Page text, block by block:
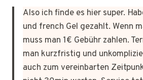
Also ich finde es hier super.
und french Gel gezahlt. Wenn
muss man 1€ Gebühr zahlen.
man kurzfristig und
auch zum vereinbarten